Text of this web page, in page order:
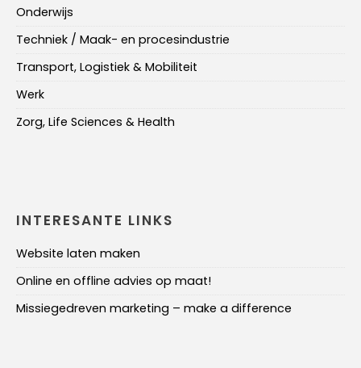
Onderwijs
Techniek / Maak- en procesindustrie
Transport, Logistiek & Mobiliteit
Werk
Zorg, Life Sciences & Health
INTERESANTE LINKS
Website laten maken
Online en offline advies op maat!
Missiegedreven marketing – make a difference